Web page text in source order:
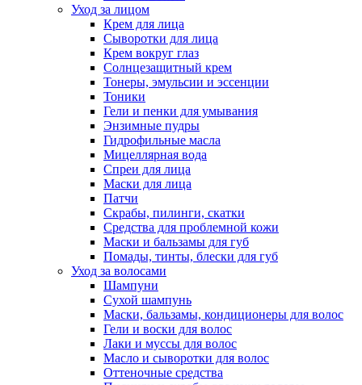
Уход за лицом
Крем для лица
Сыворотки для лица
Крем вокруг глаз
Солнцезащитный крем
Тонеры, эмульсии и эссенции
Тоники
Гели и пенки для умывания
Энзимные пудры
Гидрофильные масла
Мицеллярная вода
Спреи для лица
Маски для лица
Патчи
Скрабы, пилинги, скатки
Средства для проблемной кожи
Маски и бальзамы для губ
Помады, тинты, блески для губ
Уход за волосами
Шампуни
Сухой шампунь
Маски, бальзамы, кондиционеры для волос
Гели и воски для волос
Лаки и муссы для волос
Масло и сыворотки для волос
Оттеночные средства